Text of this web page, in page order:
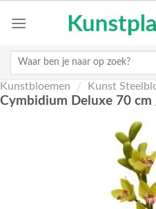
Zoeken
Kunstbloemen / Kunst
Cymbidium Deluxe 70 cm